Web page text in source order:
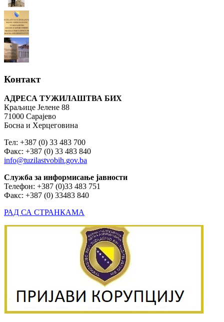
Контакт
АДРЕСА ТУЖИЛАШТВА БИХ
Краљице Јелене 88
71000 Сарајево
Босна и Херцеговина
Тел: +387 (0) 33 483 700
Факс: +387 (0) 33 483 840
info@tuzilastvobih.gov.ba
Служба за информисање јавности
Телефон: +387 (0)33 483 751
Факс: +387 (0) 33483 840
РАД СА СТРАНКАМА